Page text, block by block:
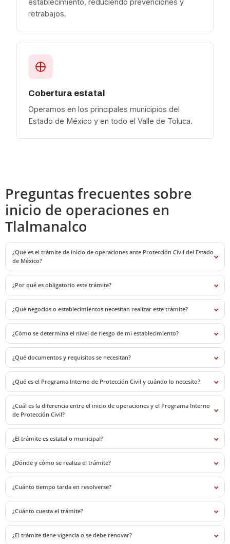
establecimiento, reduciendo prevenciones y
retrabajos.
Cobertura estatal
Operamos en los principales municipios del
Estado de México y en todo el Valle de Toluca.
Preguntas frecuentes sobre
inicio de operaciones en
Tlalmanalco
¿Qué es el trámite de inicio de operaciones ante Protección Civil del Estado
de México?
¿Por qué es obligatorio este trámite?
¿Qué negocios o establecimientos necesitan realizar este trámite?
¿Cómo se determina el nivel de riesgo de mi establecimiento?
¿Qué documentos y requisitos se necesitan?
¿Qué es el Programa Interno de Protección Civil y cuándo lo necesito?
¿Cuál es la diferencia entre el inicio de operaciones y el Programa Interno
de Protección Civil?
¿El trámite es estatal o municipal?
¿Dónde y cómo se realiza el trámite?
¿Cuánto tiempo tarda en resolverse?
¿Cuánto cuesta el trámite?
¿El trámite tiene vigencia o se debe renovar?